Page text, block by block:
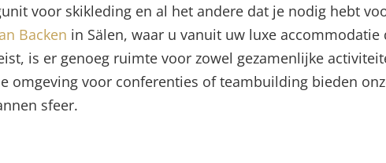
voor skikleding en al het andere dat je nodig hebt
Backen in Sälen, waar u vanuit uw luxe
is er genoeg ruimte voor zowel gezamenlijke
omgeving voor conferenties of teambuilding bieden
sfeer.